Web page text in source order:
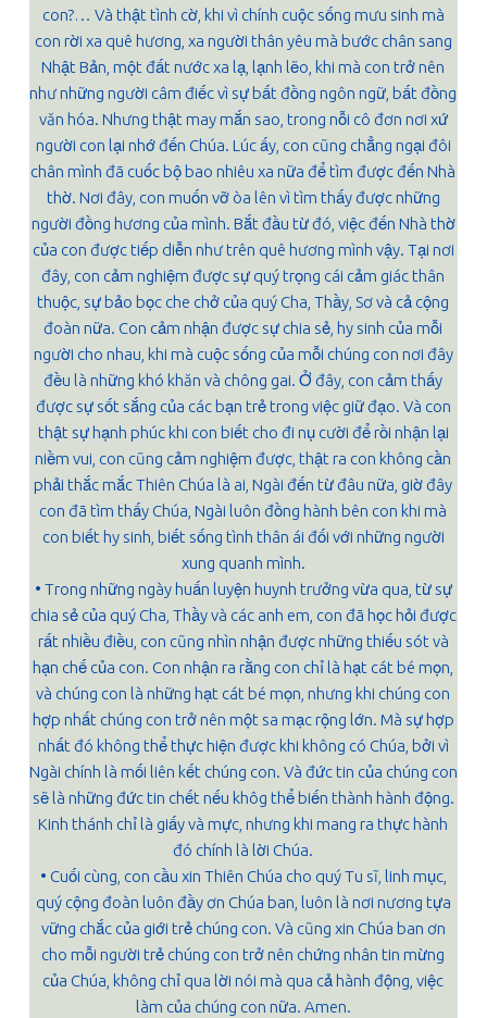
con?… Và thật tình cờ, khi vì chính cuộc sống mưu sinh mà
con rời xa quê hương, xa người thân yêu mà bước chân sang
Nhật Bản, một đất nước xa lạ, lạnh lẽo, khi mà con trở nên
như những người câm điếc vì sự bất đồng ngôn ngữ, bất đồng
văn hóa. Nhưng thật may mắn sao, trong nỗi cô đơn nơi xứ
người con lại nhớ đến Chúa. Lúc ấy, con cũng chẳng ngại đôi
chân mình đã cuốc bộ bao nhiêu xa nữa để tìm được đến Nhà
thờ. Nơi đây, con muốn vỡ òa lên vì tìm thấy được những
người đồng hương của mình. Bắt đầu từ đó, việc đến Nhà thờ
của con được tiếp diễn như trên quê hương mình vậy. Tại nơi
đây, con cảm nghiệm được sự quý trọng cái cảm giác thân
thuộc, sự bảo bọc che chở của quý Cha, Thầy, Sơ và cả cộng
đoàn nữa. Con cảm nhận được sự chia sẻ, hy sinh của mỗi
người cho nhau, khi mà cuộc sống của mỗi chúng con nơi đây
đều là những khó khăn và chông gai. Ở đây, con cảm thấy
được sự sốt sắng của các bạn trẻ trong việc giữ đạo. Và con
thật sự hạnh phúc khi con biết cho đi nụ cười để rồi nhận lại
niềm vui, con cũng cảm nghiệm được, thật ra con không cần
phải thắc mắc Thiên Chúa là ai, Ngài đến từ đâu nữa, giờ đây
con đã tìm thấy Chúa, Ngài luôn đồng hành bên con khi mà
con biết hy sinh, biết sống tình thân ái đối với những người
xung quanh mình.
• Trong những ngày huấn luyện huynh trưởng vừa qua, từ sự
chia sẻ của quý Cha, Thầy và các anh em, con đã học hỏi được
rất nhiều điều, con cũng nhìn nhận được những thiếu sót và
hạn chế của con. Con nhận ra rằng con chỉ là hạt cát bé mọn,
và chúng con là những hạt cát bé mọn, nhưng khi chúng con
hợp nhất chúng con trở nên một sa mạc rộng lớn. Mà sự hợp
nhất đó không thể thực hiện được khi không có Chúa, bởi vì
Ngài chính là mối liên kết chúng con. Và đức tin của chúng con
sẽ là những đức tin chết nếu khôg thể biến thành hành động.
Kinh thánh chỉ là giấy và mực, nhưng khi mang ra thực hành
đó chính là lời Chúa.
• Cuối cùng, con cầu xin Thiên Chúa cho quý Tu sĩ, linh mục,
quý cộng đoàn luôn đầy ơn Chúa ban, luôn là nơi nương tựa
vững chắc của giới trẻ chúng con. Và cũng xin Chúa ban ơn
cho mỗi người trẻ chúng con trở nên chứng nhân tin mừng
của Chúa, không chỉ qua lời nói mà qua cả hành động, việc
làm của chúng con nữa. Amen.